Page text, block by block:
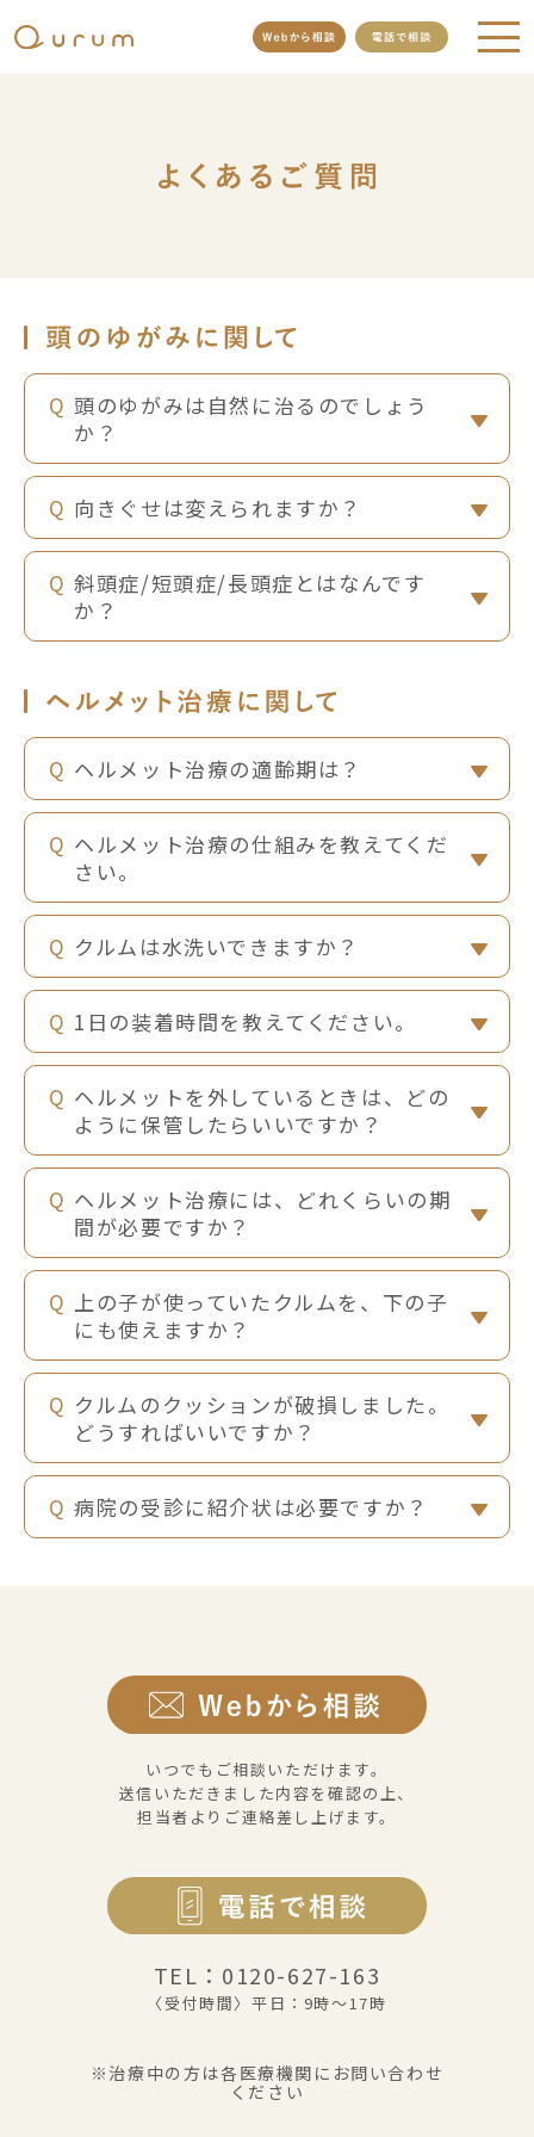
頭のゆがみは自然に治るのでしょう
か？
向きぐせは変えられますか？
斜頭症/短頭症/長頭症とはなんです
か？
ヘルメット治療の適齢期は？
ヘルメット治療の仕組みを教えてくだ
さい。
クルムは水洗いできますか？
1日の装着時間を教えてください。
ヘルメットを外しているときは、どの
ように保管したらいいですか？
ヘルメット治療には、どれくらいの期
間が必要ですか？
上の子が使っていたクルムを、下の子
にも使えますか？
クルムのクッションが破損しました。
どうすればいいですか？
病院の受診に紹介状は必要ですか？
いつでもご相談いただけます。
送信いただきました内容を確認の上、
担当者よりご連絡差し上げます。
TEL：0120-627-163
〈受付時間〉平日：9時〜17時
※治療中の方は各医療機関にお問い合わせ
ください